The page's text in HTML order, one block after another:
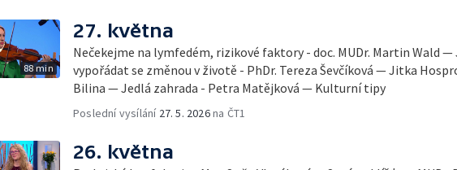
88 min
27. května
Nečekejme na lymfedém, rizikové faktory - doc. MUDr. Martin Wald —
vypořádat se změnou v životě - PhDr. Tereza Ševčíková — Jitka
Bilina — Jedlá zahrada - Petra Matějková — Kulturní tipy
Poslední vysílání 27. 5. 2026na ČT1
26. května